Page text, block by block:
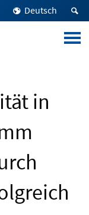
Deutsch
in